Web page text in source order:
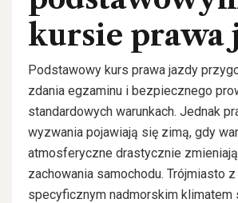
kursie prawa
Podstawowy kurs prawa jazdy
zdania egzaminu i bezpiecznego
standardowych warunkach. Jednak
wyzwania pojawiają się zimą, gdy
atmosferyczne drastycznie
zachowania samochodu. Trójmiasto
specyficznym nadmorskim klimatem